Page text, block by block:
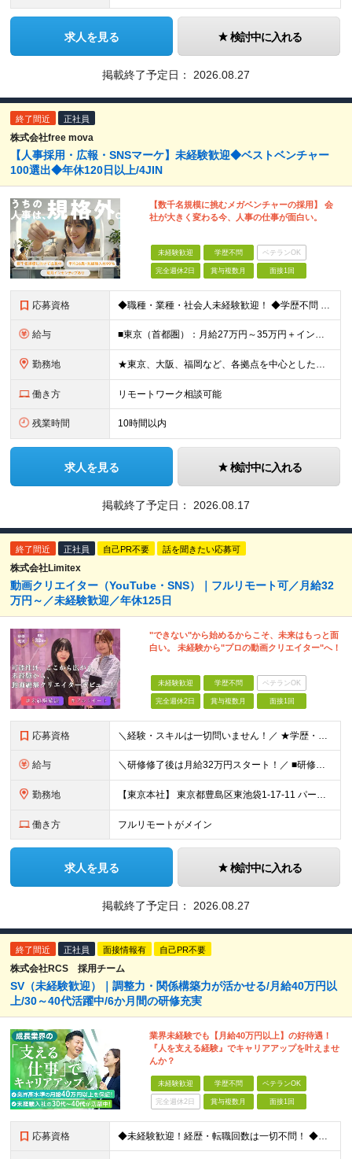
求人を見る 検討中に入れる
掲載終了予定日： 2026.08.27
終了間近 正社員
株式会社free mova
【人事採用・広報・SNSマーケ】未経験歓迎◆ベストベンチャー
100選出◆年休120日以上/4JIN
【数千名規模に挑むメガベンチャーの採用】 会
社が大きく変わる今、人事の仕事が面白い。
未経験歓迎 学歴不問 ベテランOK
完全週休2日 賞与複数月 面接1回
応募資格 ◆職種・業種・社会人未経験歓迎！ ◆学歴不問 ◆34歳以下の方 ※若年層の長期キャリア形成のため ◎メンバーの99％が未経験入社 ◎人柄・ポテンシャル重視採用 ◎早期から活躍したい方大歓迎 経験や
給与 ■東京（首都圏）：月給27万円～35万円＋インセンティブ ■大阪：月給25万円～35万円＋インセンティブ ■その他地方：月給23万円～35万円＋インセンティブ ※上記の額には下記の固定残業代を含みま
勤務地 ★東京、大阪、福岡など、各拠点を中心とした全国採用 ★仙台、名古屋で積極採用中 ★希望に沿わない転勤なし ★U・Iターン歓迎 ■東京本社 東京都渋谷区道玄坂2-25-12 道玄坂通3階3-1a ■
働き方 リモートワーク相談可能
残業時間 10時間以内
求人を見る 検討中に入れる
掲載終了予定日： 2026.08.17
終了間近 正社員 自己PR不要 話を聞きたい応募可
株式会社Limitex
動画クリエイター（YouTube・SNS）｜フルリモート可／月給32
万円～／未経験歓迎／年休125日
"できない"から始めるからこそ、未来はもっと面
白い。 未経験から"プロの動画クリエイター"へ！
未経験歓迎 学歴不問 ベテランOK
完全週休2日 賞与複数月 面接1回
応募資格 ＼経験・スキルは一切問いません！／ ★学歴・職歴不問 ★未経験・第二新卒歓迎！ ★正社員デビューも応援します！
給与 ＼研修修了後は月給32万円スタート！／ ■研修修了後 月給32万円＋賞与＋インセンティブ賞与 ※残業代は別途支給 ▽研修期間（6カ月）▽ 【経験者】 （営業・接客・マーケティングなどの経験をお持
勤務地 【東京本社】 東京都豊島区東池袋1-17-11 パークハイツ池袋
働き方 フルリモートがメイン
求人を見る 検討中に入れる
掲載終了予定日： 2026.08.27
終了間近 正社員 面接情報有 自己PR不要
株式会社RCS 採用チーム
SV（未経験歓迎）｜調整力・関係構築力が活かせる/月給40万円以
上/30～40代活躍中/6か月間の研修充実
業界未経験でも【月給40万円以上】の好待遇！
『人を支える経験』でキャリアアップを叶えませ
んか？
未経験歓迎 学歴不問 ベテランOK
完全週休2日 賞与複数月 面接1回
応募資格 ◆未経験歓迎！経歴・転職回数は一切不問！ ◆異業界出身の30代・40代も活躍中！ ◆U・Iターン希望の方も歓迎（引越費用規定あり） 【応募要件】 ■高卒以上 ■普通自動車運転免許（AT限定可） ■基